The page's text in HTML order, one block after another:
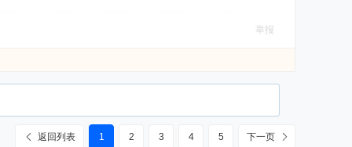
举报
1 2 3 4 5 下一页
返回列表